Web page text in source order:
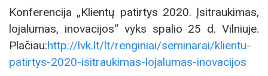
Konferencija „Klientų patirtys 2020. Įsitraukimas,
lojalumas, inovacijos“ vyks spalio 25 d. Vilniuje.
Plačiau:http://lvk.lt/lt/renginiai/seminarai/klientu-
patirtys-2020-isitraukimas-lojalumas-inovacijos